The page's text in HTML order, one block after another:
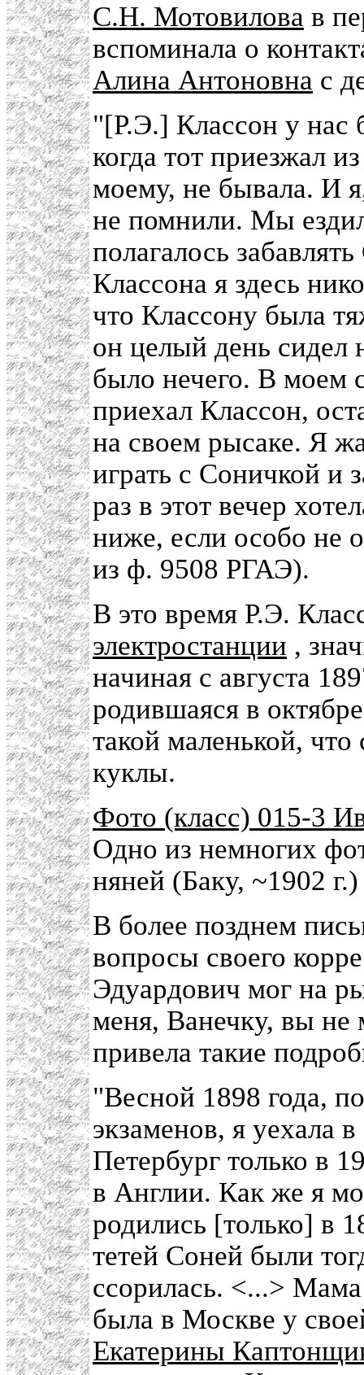
С.Н. Мотовилова в
вспоминала о
Алина Антоновна с
"[Р.Э.] Классон у нас
когда тот приезжал
моему, не бывала. И
не помнили. Мы
полагалось
Классона я здесь
что Классону была
он целый день сидел
было нечего. В моем
приехал Классон,
на своем рысаке. Я
играть с Соничкой и
раз в этот вечер
ниже, если особо не
из ф. 9508 РГАЭ).
В это время Р.Э.
электростанции ,
начиная с августа
родившаяся в
такой маленькой, что
куклы.
Фото (класс) 015-3
Одно из немногих
няней (Баку, ~1902 г.)
В более позднем
вопросы своего
Эдуардович мог на
меня, Ванечку, вы не
привела такие
"Весной 1898 года,
экзаменов, я уехала
Петербург только в
в Англии. Как же я
родились [только] в
тетей Соней были
ссорилась. <...>
была в Москве у
Екатерины